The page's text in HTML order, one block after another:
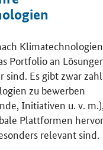
Portfolio an
sind. Es gibt zwar
zu bewerben
Initiativen u. v.
Plattformen
relevant sind.